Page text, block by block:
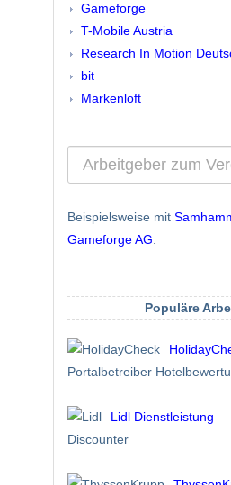
Gameforge
T-Mobile Austria
Research In Motion
bit
Markenloft
Beispielsweise mit
Gameforge AG
Populäre
Portalbetreiber
Lidl Dienstleistung
Discounter